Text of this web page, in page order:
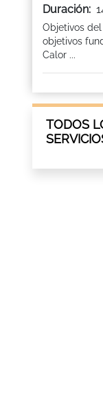
Duración:
Objetivos
objetivos
Calor ...
TODOS